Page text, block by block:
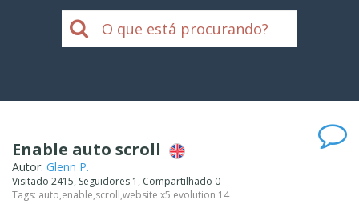
Enable auto scroll
Autor: Glenn P.
Visitado 2415, Seguidores 1, Compartilhado 0
Tags: auto,enable,scroll,website x5 evolution 14